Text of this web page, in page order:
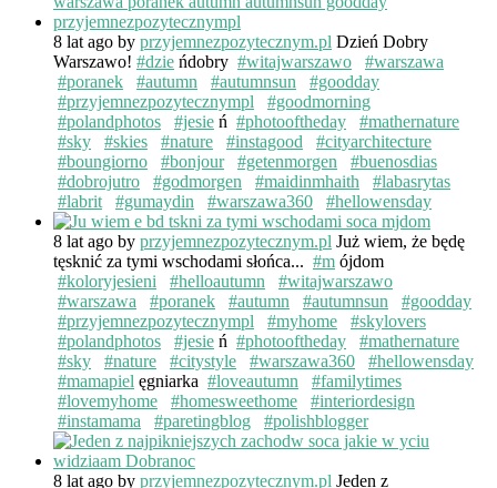
8 lat ago by przyjemnezpozytecznym.pl Dzień Dobry
Warszawo! #dzie ńdobry #witajwarszawo
#warszawa
#poranek
#autumn #autumnsun
#goodday
#przyjemnezpozytecznympl
#goodmorning
#polandphotos
#jesie ń #photooftheday
#mathernature
#sky
#skies #nature #instagood
#cityarchitecture
#boungiorno
#bonjour #getenmorgen
#buenosdias
#dobrojutro
#godmorgen #maidinmhaith
#labasrytas
#labrit
#gumaydin #warszawa360 #hellowensday
8 lat ago by przyjemnezpozytecznym.pl Już wiem, że będę
tęsknić za tymi wschodami słońca... #m ójdom
#koloryjesieni
#helloautumn
#witajwarszawo
#warszawa
#poranek #autumn #autumnsun
#goodday
#przyjemnezpozytecznympl
#myhome
#skylovers
#polandphotos
#jesie ń #photooftheday
#mathernature
#sky
#nature #citystyle #warszawa360
#hellowensday
#mamapiel ęgniarka #loveautumn
#familytimes
#lovemyhome
#homesweethome
#interiordesign
#instamama
#paretingblog #polishblogger
8 lat ago by przyjemnezpozytecznym.pl Jeden z